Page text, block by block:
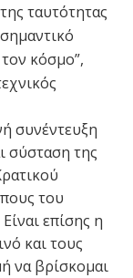
ταυτότητας
κόσμο”,
συνέντευξη
σύσταση της
του
επίσης η
και τους
να βρίσκομαι